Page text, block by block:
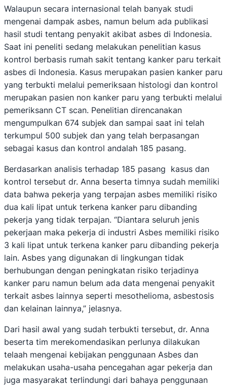
Walaupun secara internasional telah banyak studi
mengenai dampak asbes, namun belum ada publikasi
hasil studi tentang penyakit akibat asbes di Indonesia.
Saat ini peneliti sedang melakukan penelitian kasus
kontrol berbasis rumah sakit tentang kanker paru terkait
asbes di Indonesia. Kasus merupakan pasien kanker paru
yang terbukti melalui pemeriksaan histologi dan kontrol
merupakan pasien non kanker paru yang terbukti melalui
pemeriksann CT scan. Penelitian direncanakan
mengumpulkan 674 subjek dan sampai saat ini telah
terkumpul 500 subjek dan yang telah berpasangan
sebagai kasus dan kontrol andalah 185 pasang.
Berdasarkan analisis terhadap 185 pasang kasus dan
kontrol tersebut dr. Anna beserta timnya sudah memiliki
data bahwa pekerja yang terpajan asbes memiliki risiko
dua kali lipat untuk terkena kanker paru dibanding
pekerja yang tidak terpajan. “Diantara seluruh jenis
pekerjaan maka pekerja di industri Asbes memiliki risiko
3 kali lipat untuk terkena kanker paru dibanding pekerja
lain. Asbes yang digunakan di lingkungan tidak
berhubungan dengan peningkatan risiko terjadinya
kanker paru namun belum ada data mengenai penyakit
terkait asbes lainnya seperti mesothelioma, asbestosis
dan kelainan lainnya,” jelasnya.
Dari hasil awal yang sudah terbukti tersebut, dr. Anna
beserta tim merekomendasikan perlunya dilakukan
telaah mengenai kebijakan penggunaan Asbes dan
melakukan usaha-usaha pencegahan agar pekerja dan
juga masyarakat terlindungi dari bahaya penggunaan